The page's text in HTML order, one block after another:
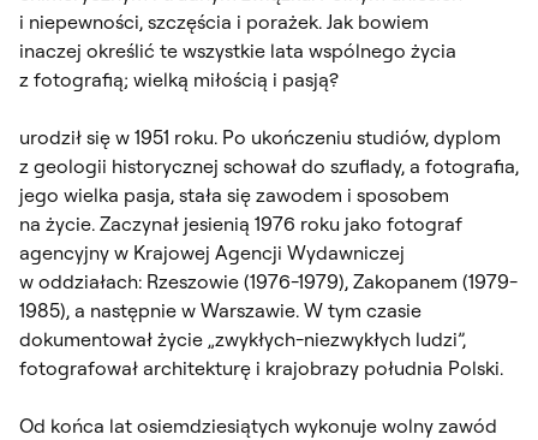
i niepewności, szczęścia i porażek. Jak bowiem
inaczej określić te wszystkie lata wspólnego życia
z fotografią; wielką miłością i pasją?
urodził się w 1951 roku. Po ukończeniu studiów, dyplom
z geologii historycznej schował do szuflady, a fotografia,
jego wielka pasja, stała się zawodem i sposobem
na życie. Zaczynał jesienią 1976 roku jako fotograf
agencyjny w Krajowej Agencji Wydawniczej
w oddziałach: Rzeszowie (1976-1979), Zakopanem (1979-
1985), a następnie w Warszawie. W tym czasie
dokumentował życie „zwykłych-niezwykłych ludzi”,
fotografował architekturę i krajobrazy południa Polski.
Od końca lat osiemdziesiątych wykonuje wolny zawód